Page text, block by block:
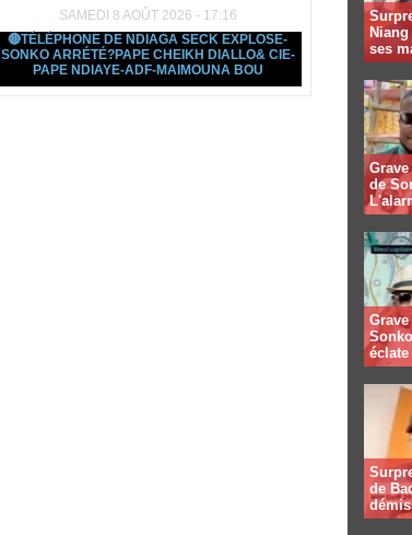
SAMEDI 8 AOÛT 2026 - 17:16
🔴TÉLÉPHONE DE NDIAGA SECK EXPLOSE-
SONKO ARRÉTÉ?PAPE CHEIKH DIALLO& CIE-
PAPE NDIAYE-ADF-MAIMOUNA BOU
ses
de
de